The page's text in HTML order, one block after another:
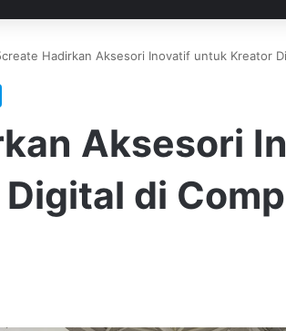
Hadirkan Aksesori Inovatif untuk Kreator
Aksesori
di